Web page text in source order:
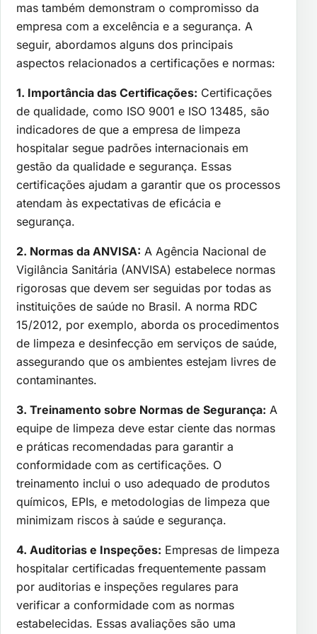
mas também demonstram o compromisso da
empresa com a excelência e a segurança. A
seguir, abordamos alguns dos principais
aspectos relacionados a certificações e normas:
1. Importância das Certificações: Certificações
de qualidade, como ISO 9001 e ISO 13485, são
indicadores de que a empresa de limpeza
hospitalar segue padrões internacionais em
gestão da qualidade e segurança. Essas
certificações ajudam a garantir que os processos
atendam às expectativas de eficácia e
segurança.
2. Normas da ANVISA: A Agência Nacional de
Vigilância Sanitária (ANVISA) estabelece normas
rigorosas que devem ser seguidas por todas as
instituições de saúde no Brasil. A norma RDC
15/2012, por exemplo, aborda os procedimentos
de limpeza e desinfecção em serviços de saúde,
assegurando que os ambientes estejam livres de
contaminantes.
3. Treinamento sobre Normas de Segurança: A
equipe de limpeza deve estar ciente das normas
e práticas recomendadas para garantir a
conformidade com as certificações. O
treinamento inclui o uso adequado de produtos
químicos, EPIs, e metodologias de limpeza que
minimizam riscos à saúde e segurança.
4. Auditorias e Inspeções: Empresas de limpeza
hospitalar certificadas frequentemente passam
por auditorias e inspeções regulares para
verificar a conformidade com as normas
estabelecidas. Essas avaliações são uma